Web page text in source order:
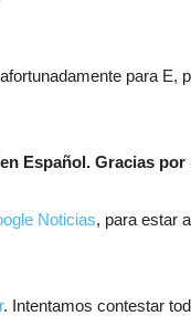
para E,
en Español. Gracias por
Noticias, para estar
. Intentamos contestar